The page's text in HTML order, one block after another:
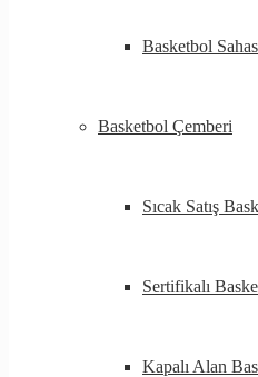
Basketbol
Basketbol Çemberi
Sıcak Satış
Sertifikalı
Kapalı Alan